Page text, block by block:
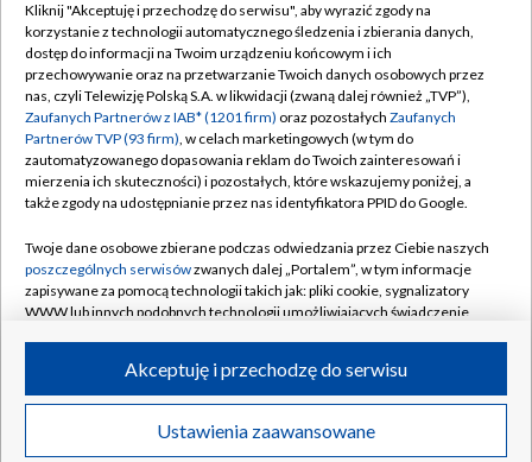
TVP
Abonament TVP
Emisja w TVP
Centrum informacji TVP
Naziemna Telewizja Cyfrowa
Rada Programowa
System NOS
Informacje o nadawcy
Program dla prasy
Ogłoszenie przetargowe
Regulamin TVP
Polityka prywatności
Moje zgody
Pomoc
Kontakt
Kanały
©2026 Telewizja Polska S.A. w likwidacji
Kliknij "Akceptuję i przechodzę do serwisu", aby wyrazić zgody na
korzystanie z technologii automatycznego śledzenia i zbierania danych,
dostęp do informacji na Twoim urządzeniu końcowym i ich
przechowywanie oraz na przetwarzanie Twoich danych osobowych przez
nas, czyli Telewizję Polską S.A. w likwidacji (zwaną dalej również „TVP”),
Zaufanych Partnerów z IAB* (1201 firm) oraz pozostałych Zaufanych
Partnerów TVP (93 firm), w celach marketingowych (w tym do
zautomatyzowanego dopasowania reklam do Twoich zainteresowań i
mierzenia ich skuteczności) i pozostałych, które wskazujemy poniżej, a
także zgody na udostępnianie przez nas identyfikatora PPID do Google.
Twoje dane osobowe zbierane podczas odwiedzania przez Ciebie naszych
poszczególnych serwisówzwanych dalej „Portalem”, w tym informacje
zapisywane za pomocą technologii takich jak: pliki cookie, sygnalizatory
WWW lub innych podobnych technologii umożliwiających świadczenie
ruchu w Internecie.
Twoje dane osobowe zbierane podczas odwiedzania przez Ciebie
poszczególnych serwisówna Portalu, takie jak adresy IP, identyfikatory
Ustawienia zaawansowane
Akceptuję i przechodzę do serwisu